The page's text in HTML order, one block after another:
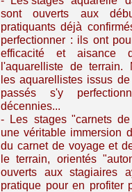
sont ouverts aux
pratiquants déjà
perfectionner : ils ont
efficacité et aisance
l'aquarelliste de terrain.
les aquarellistes issus
passés s'y
décennies...
- Les stages "carnets
une véritable immersion
du carnet de voyage et
le terrain, orientés
ouverts aux stagiaires
pratique pour en profiter